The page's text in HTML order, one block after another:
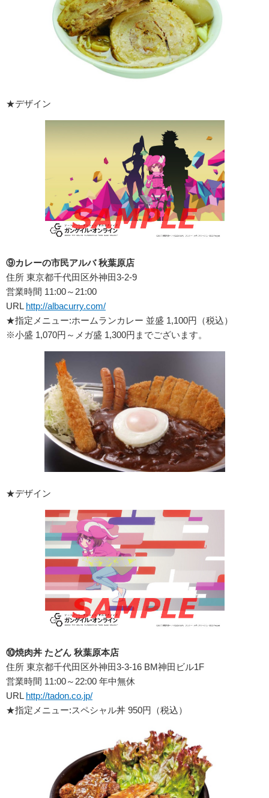
★デザイン
⑨カレーの市民アルバ 秋葉原店
住所 東京都千代田区外神田3-2-9
営業時間 11:00～21:00
URL http://albacurry.com/
★指定メニュー:ホームランカレー 並盛 1,100円（税込）
※小盛 1,070円～メガ盛 1,300円までございます。
★デザイン
⑩焼肉丼 たどん 秋葉原本店
住所 東京都千代田区外神田3-3-16 BM神田ビル1F
営業時間 11:00～22:00 年中無休
URL http://tadon.co.jp/
★指定メニュー:スペシャル丼 950円（税込）